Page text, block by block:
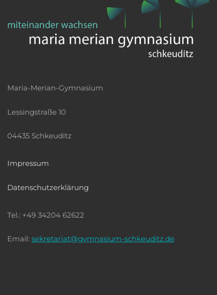
Maria-Merian-Gymnasium
Lessingstraße 10
04435 Schkeuditz
Impressum
Datenschutzerklärung
Tel.: +49 34204 62622
Email: sekretariat@gymnasium-schkeuditz.de